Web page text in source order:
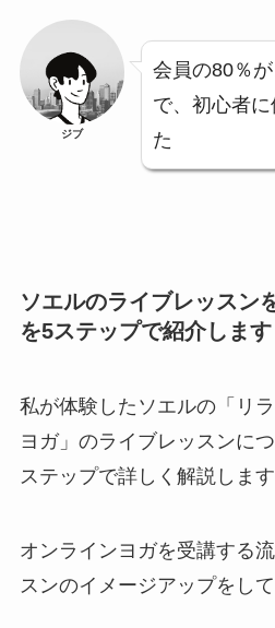
ジブ
会員の80％
で、初心者
た
ソエルのライブレッスン
を5ステップで紹介します
私が体験したソエルの「リ
ヨガ」のライブレッスンに
ステップで詳しく解説します
オンラインヨガを受講する
スンのイメージアップをし